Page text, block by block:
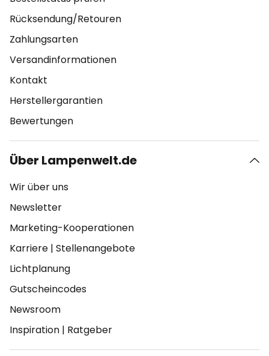
Rücksendung/Retouren
Zahlungsarten
Versandinformationen
Kontakt
Herstellergarantien
Bewertungen
Über Lampenwelt.de
Wir über uns
Newsletter
Marketing-Kooperationen
Karriere | Stellenangebote
Lichtplanung
Gutscheincodes
Newsroom
Inspiration | Ratgeber